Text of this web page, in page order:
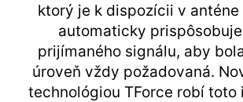
ktorý je k dispozícii v anténe
automaticky
prijímaného signálu, aby
úroveň vždy požadovaná.
technológiou TForce robí toto